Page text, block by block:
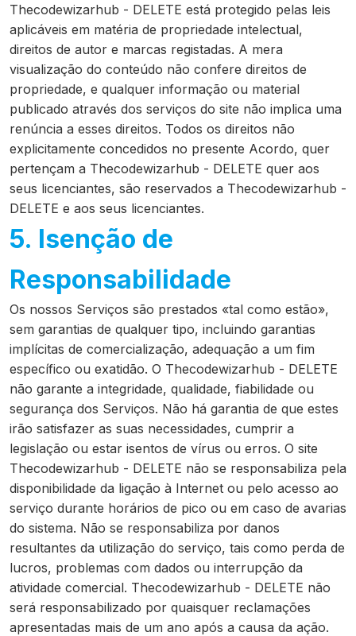
Thecodewizarhub - DELETE está protegido pelas leis
aplicáveis em matéria de propriedade intelectual,
direitos de autor e marcas registadas. A mera
visualização do conteúdo não confere direitos de
propriedade, e qualquer informação ou material
publicado através dos serviços do site não implica uma
renúncia a esses direitos. Todos os direitos não
explicitamente concedidos no presente Acordo, quer
pertençam a Thecodewizarhub - DELETE quer aos
seus licenciantes, são reservados a Thecodewizarhub -
DELETE e aos seus licenciantes.
5. Isenção de
Responsabilidade
Os nossos Serviços são prestados «tal como estão»,
sem garantias de qualquer tipo, incluindo garantias
implícitas de comercialização, adequação a um fim
específico ou exatidão. O Thecodewizarhub - DELETE
não garante a integridade, qualidade, fiabilidade ou
segurança dos Serviços. Não há garantia de que estes
irão satisfazer as suas necessidades, cumprir a
legislação ou estar isentos de vírus ou erros. O site
Thecodewizarhub - DELETE não se responsabiliza pela
disponibilidade da ligação à Internet ou pelo acesso ao
serviço durante horários de pico ou em caso de avarias
do sistema. Não se responsabiliza por danos
resultantes da utilização do serviço, tais como perda de
lucros, problemas com dados ou interrupção da
atividade comercial. Thecodewizarhub - DELETE não
será responsabilizado por quaisquer reclamações
apresentadas mais de um ano após a causa da ação.